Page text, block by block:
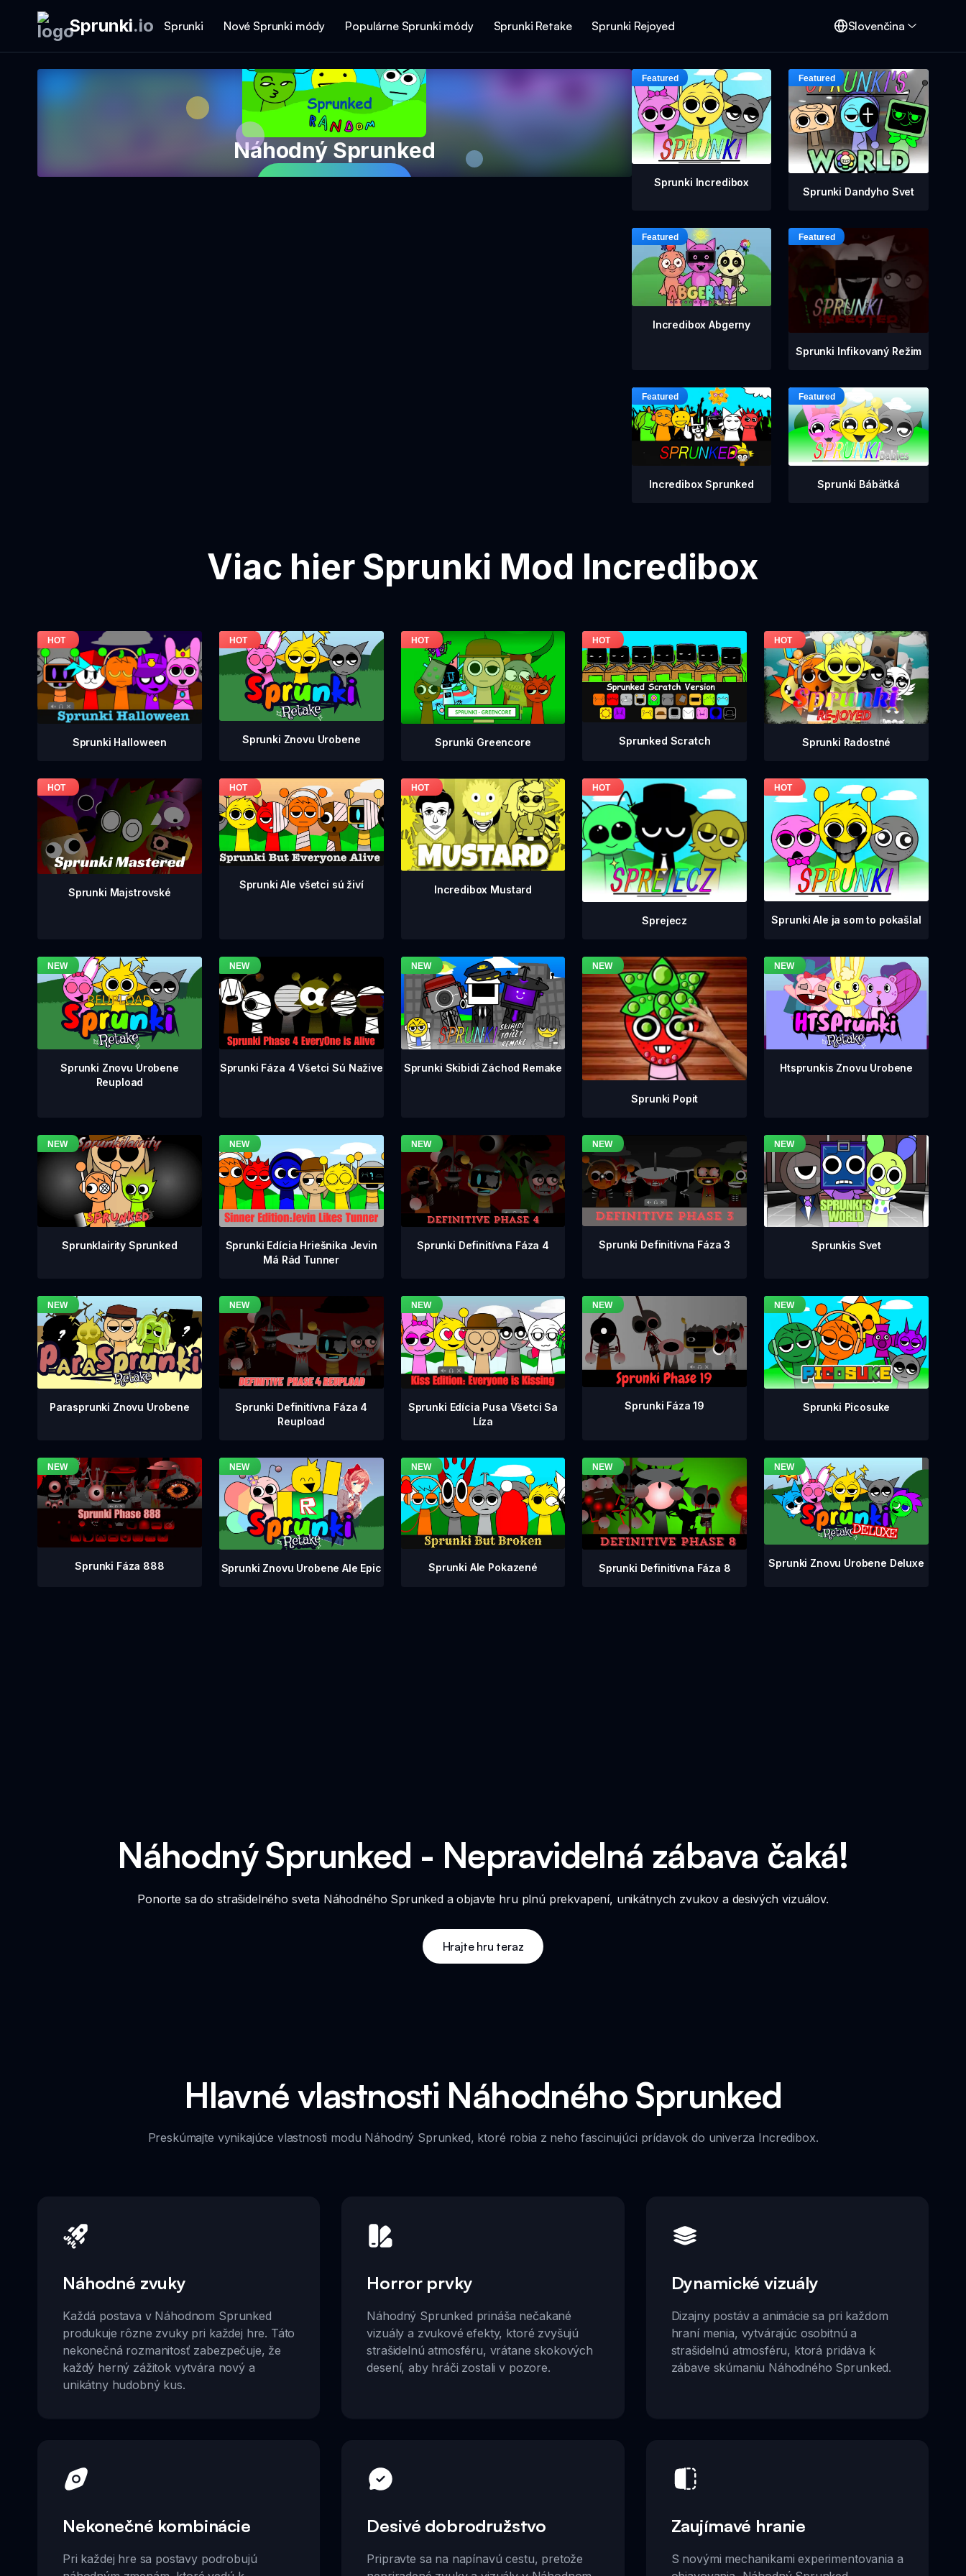
Sprunki.io Sprunki Nové Sprunki módy Populárne Sprunki módy Sprunki Retake Sprunki Rejoyed Slovenčina
Náhodný Sprunked
Sprunki Incredibox
Sprunki Dandyho Svet
Incredibox Abgerny
Sprunki Infikovaný Režim
Incredibox Sprunked Sprunki Bábätká
Viac hier Sprunki Mod Incredibox
Sprunki Halloween Sprunki Znovu Urobene Sprunki Greencore Sprunked Scratch Sprunki Radostné
Sprunki Majstrovské
Sprunki Ale všetci sú živí Incredibox Mustard
Sprejecz Sprunki Ale ja som to pokašlal
Sprunki Znovu Urobene
Reupload
Sprunki Fáza 4 Všetci Sú Nažive Sprunki Skibidi Záchod Remake
Sprunki Popit
Htsprunkis Znovu Urobene
Sprunklairity Sprunked
Sprunki Edícia Hriešnika Jevin
Má Rád Tunner
Sprunki Definitívna Fáza 4 Sprunki Definitívna Fáza 3 Sprunkis Svet
Parasprunki Znovu Urobene
Sprunki Definitívna Fáza 4
Reupload
Sprunki Edícia Pusa Všetci Sa
Líza
Sprunki Fáza 19 Sprunki Picosuke
Sprunki Fáza 888 Sprunki Znovu Urobene Ale Epic Sprunki Ale Pokazené Sprunki Definitívna Fáza 8 Sprunki Znovu Urobene Deluxe
Náhodný Sprunked - Nepravidelná zábava čaká!
Ponorte sa do strašidelného sveta Náhodného Sprunked a objavte hru plnú prekvapení, unikátnych zvukov a desivých vizuálov.
Hrajte hru teraz
Hlavné vlastnosti Náhodného Sprunked
Preskúmajte vynikajúce vlastnosti modu Náhodný Sprunked, ktoré robia z neho fascinujúci prídavok do univerza Incredibox.
Náhodné zvuky
Každá postava v Náhodnom Sprunked
produkuje rôzne zvuky pri každej hre. Táto
nekonečná rozmanitosť zabezpečuje, že
každý herný zážitok vytvára nový a
unikátny hudobný kus.
Horror prvky
Náhodný Sprunked prináša nečakané
vizuály a zvukové efekty, ktoré zvyšujú
strašidelnú atmosféru, vrátane skokových
desení, aby hráči zostali v pozore.
Dynamické vizuály
Dizajny postáv a animácie sa pri každom
hraní menia, vytvárajúc osobitnú a
strašidelnú atmosféru, ktorá pridáva k
zábave skúmaniu Náhodného Sprunked.
Nekonečné kombinácie
Pri každej hre sa postavy podrobujú
Desivé dobrodružstvo
Pripravte sa na napínavú cestu, pretože
Zaujímavé hranie
S novými mechanikami experimentovania a